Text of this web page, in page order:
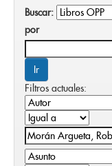
Buscar:
por
Filtros actuales: